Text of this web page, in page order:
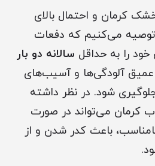
کرمان و احتمال بالای
توصیه می‌کنیم که دفعات
را به حداقل سالانه دو بار
عمیق آلودگی‌ها و آسیب‌های
شود. در نظر داشته
کرمان می‌تواند در صورت
باعث کدر شدن و از